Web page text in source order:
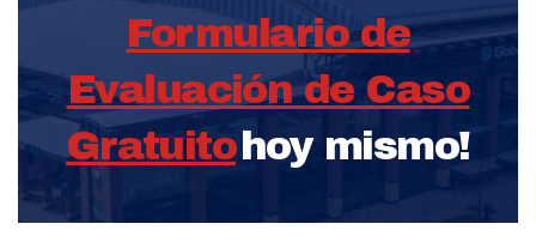
Formulario de
Evaluación de Caso
Gratuitohoy mismo!